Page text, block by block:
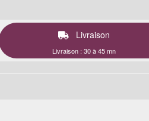
Livraison
Livraison : 30 à 45 mn